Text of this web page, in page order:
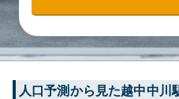
人口予測から見た越中中川